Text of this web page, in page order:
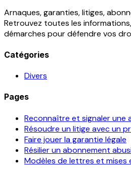
Arnaques, garanties, litiges,
Retrouvez toutes les
démarches pour défendre vos
Catégories
Divers
Pages
Reconnaître et signaler une
Résoudre un litige avec un
Faire jouer la garantie légale
Résilier un abonnement
Modèles de lettres et mises